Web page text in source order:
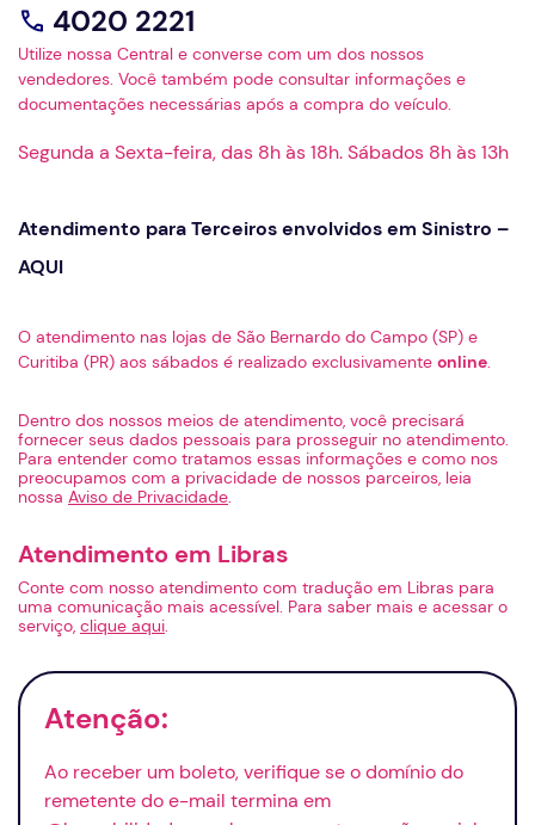
4020 2221
Utilize nossa Central e converse com um dos nossos
vendedores. Você também pode consultar informações e
documentações necessárias após a compra do veículo.
Segunda a Sexta-feira, das 8h às 18h. Sábados 8h às 13h
Atendimento para Terceiros envolvidos em Sinistro –
AQUI
O atendimento nas lojas de São Bernardo do Campo (SP) e
Curitiba (PR) aos sábados é realizado exclusivamente online.
Dentro dos nossos meios de atendimento, você precisará
fornecer seus dados pessoais para prosseguir no atendimento.
Para entender como tratamos essas informações e como nos
preocupamos com a privacidade de nossos parceiros, leia
nossa Aviso de Privacidade.
Atendimento em Libras
Conte com nosso atendimento com tradução em Libras para
uma comunicação mais acessível. Para saber mais e acessar o
serviço, clique aqui.
Atenção:
Ao receber um boleto, verifique se o domínio do
remetente doe-mail termina em